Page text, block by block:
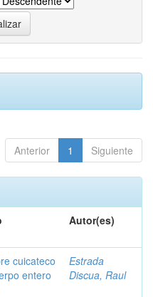
Anterior 1 Siguiente
Autor(es)
cuicateco
entero
Estrada
Discua, Raul